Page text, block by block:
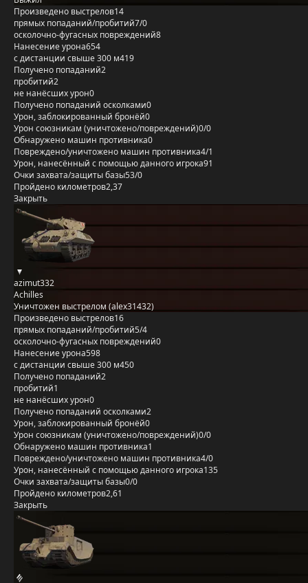
Произведено выстрелов14
прямых попаданий/пробитий7/0
осколочно-фугасных повреждений8
Нанесение урона654
с дистанции свыше 300 м419
Получено попаданий2
пробитий2
не нанёсших урон0
Получено попаданий осколками0
Урон, заблокированный бронёй0
Урон союзникам (уничтожено/повреждений)0/0
Обнаружено машин противника0
Повреждено/уничтожено машин противника4/1
Урон, нанесённый с помощью данного игрока91
Очки захвата/защиты базы53/0
Пройдено километров2,37
Закрыть
azimut332
Achilles
Уничтожен выстрелом (alex31432)
Произведено выстрелов16
прямых попаданий/пробитий5/4
осколочно-фугасных повреждений0
Нанесение урона598
с дистанции свыше 300 м450
Получено попаданий2
пробитий1
не нанёсших урон0
Получено попаданий осколками2
Урон, заблокированный бронёй0
Урон союзникам (уничтожено/повреждений)0/0
Обнаружено машин противника1
Повреждено/уничтожено машин противника4/0
Урон, нанесённый с помощью данного игрока135
Очки захвата/защиты базы0/0
Пройдено километров2,61
Закрыть